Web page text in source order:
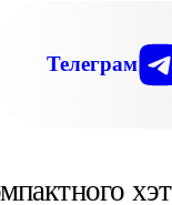
Телеграм